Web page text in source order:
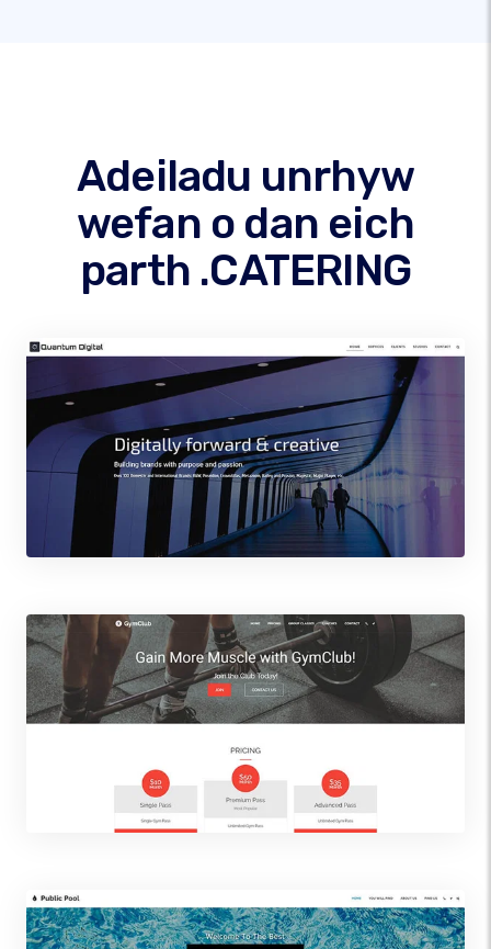
Adeiladu unrhyw
wefan o dan eich
parth .CATERING